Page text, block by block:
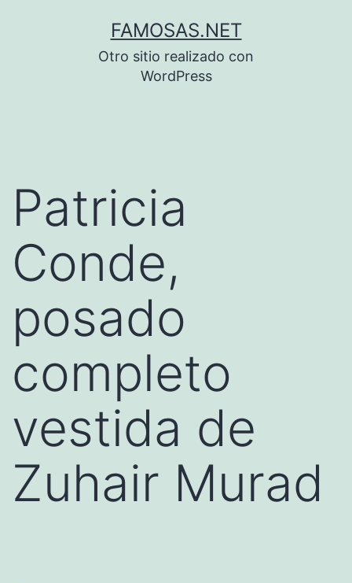
FAMOSAS.NET
Otro sitio realizado con
WordPress
Patricia
Conde,
posado
completo
vestida de
Zuhair Murad